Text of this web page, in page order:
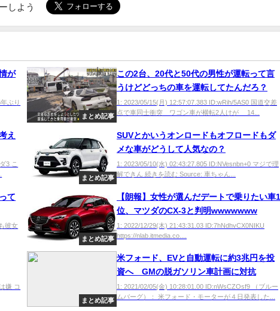
しよう
が
ぶり
まとめ記事
この2台、20代と50代の男性が運転って言
うけどどっちの車を運転してたんだろ？
1: 2023/05/15(月) 12:57:07.383 ID:wRih/5AS0 国道交差
点で車同士衝突 ワゴン車が横転2人けが 14...
え
3 こ
まとめ記事
SUVとかいうオンロードもオフロードもダ
メな車がどうして人気なの？
1: 2023/05/10(水) 02:43:27.805 ID:NVesnbn+0 マジで理
解できん 続きを読む Source: 車ちゃん...
て
彼女
まとめ記事
【朗報】女性が選んだデートで乗りたい車1
位、マツダのCX-3と判明wwwwwww
1: 2022/12/29(木) 21:43:31.03 ID:7hNdhvCX0NIKU
https://nlab.itmedia.co....
嫌 コ
まとめ記事
米フォード、EVと自動運転に約3兆円を投
資へ GMの脱ガソリン車計画に対抗
1: 2021/02/05(金) 10:28:01.00 ID:nWsCZOsf9 （ブルー
ムバーグ）： 米フォード・モーターが４日発表した...